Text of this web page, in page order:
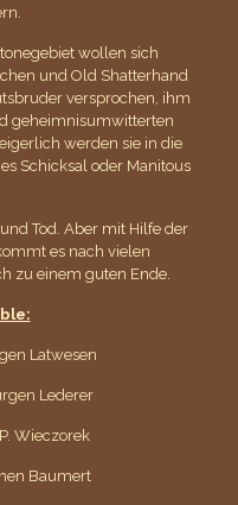
wollen sich
und Old Shatterhand
versprochen, ihm
geheimnisumwitterten
werden sie in die
Schicksal oder Manitous
Tod. Aber mit Hilfe der
es nach vielen
zu einem guten Ende.
Latwesen
Lederer
Wieczorek
Baumert